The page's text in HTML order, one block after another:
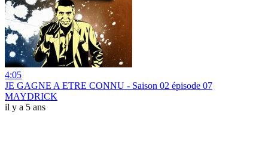
4:05
JE GAGNE A ETRE CONNU - Saison 02 épisode 07
MAYDRICK
il y a 5 ans